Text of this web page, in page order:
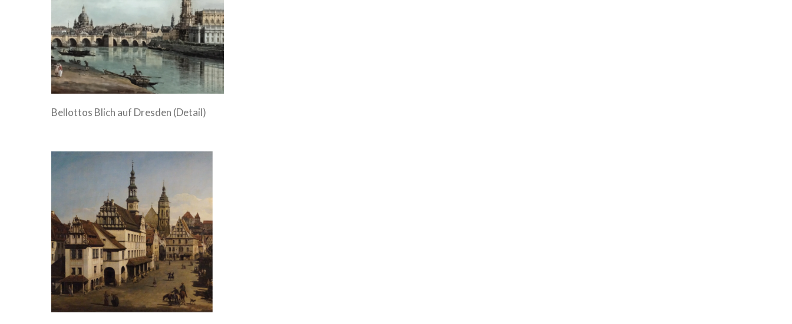
Bellottos Blich auf Dresden (Detail)